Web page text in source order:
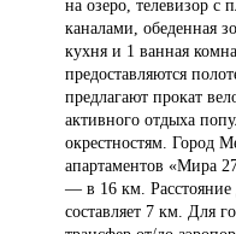
на озеро, телевизор с
каналами, обеденная
кухня и 1 ванная
предоставляются
предлагают прокат
активного отдыха
окрестностям. Город
апартаментов «Мира
— в 16 км. Расстояние
составляет 7 км. Для